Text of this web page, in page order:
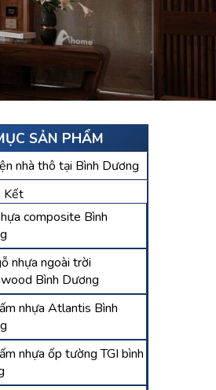
SẢN PHẨM
nhà thô tại Bình Dương
Kết
composite Bình
nhựa ngoài trời
Bình Dương
nhựa Atlantis Bình
nhựa ốp tường TGI bình